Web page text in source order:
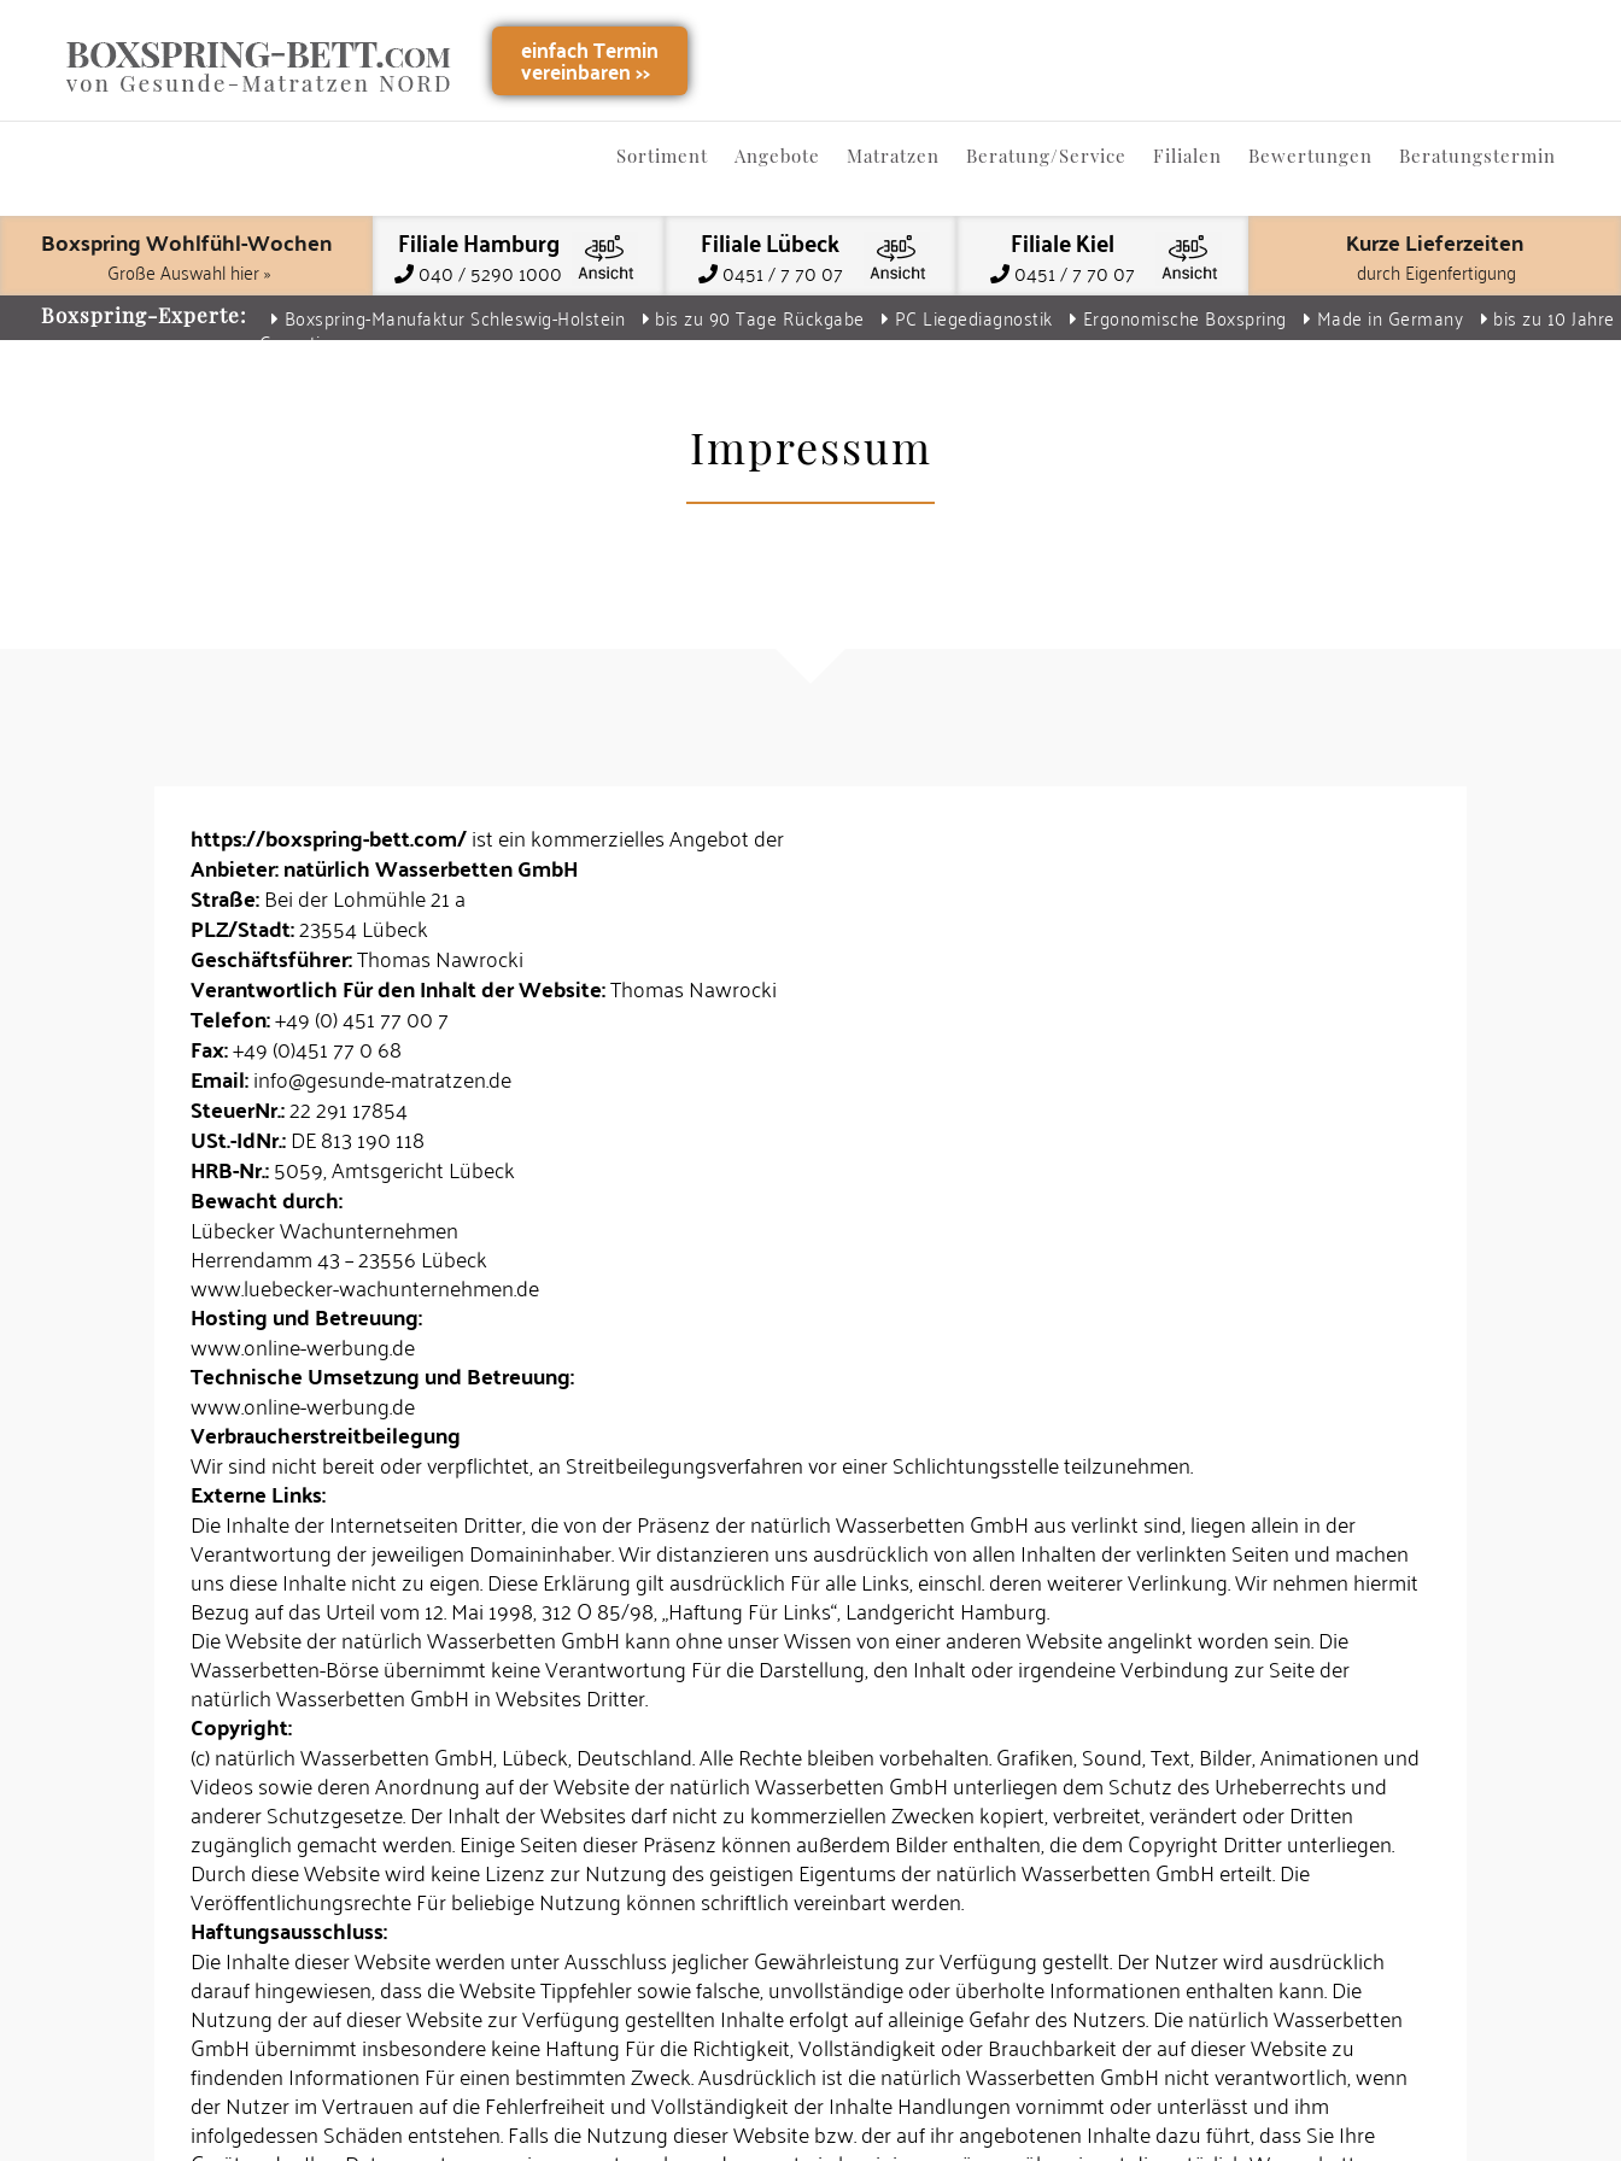
einfach Termin
vereinbaren>>
Sortiment Angebote Matratzen Beratung/Service Filialen Bewertungen Beratungstermin
Boxspring Wohlfühl-Wochen
Große Auswahl hier »
Filiale Hamburg
040 / 5290 1000
Filiale Lübeck
0451 / 7 70 07
Filiale Kiel
0451 / 7 70 07
Kurze Lieferzeiten
durch Eigenfertigung
Boxspring-Experte: Boxspring-Manufaktur Schleswig-Holstein bis zu 90 Tage Rückgabe PC Liegediagnostik Ergonomische Boxspring Made in Germany bis zu 10 Jahre
Garantie
Impressum
https://boxspring-bett.com/ist ein kommerzielles Angebot der
Anbieter: natürlich Wasserbetten GmbH
Straße:Bei der Lohmühle 21 a
PLZ/Stadt:23554 Lübeck
Geschäftsführer:Thomas Nawrocki
Verantwortlich Für den Inhalt der Website:Thomas Nawrocki
Telefon:+49 (0) 451 77 00 7
Fax:+49 (0)451 77 0 68
Email:info@gesunde-matratzen.de
SteuerNr.:22 291 17854
USt.-IdNr.:DE 813 190 118
HRB-Nr.:5059, Amtsgericht Lübeck
Bewacht durch:
Lübecker Wachunternehmen
Herrendamm 43 – 23556 Lübeck
www.luebecker-wachunternehmen.de
Hosting und Betreuung:
www.online-werbung.de
Technische Umsetzung und Betreuung:
www.online-werbung.de
Verbraucherstreitbeilegung
Wir sind nicht bereit oder verpflichtet, an Streitbeilegungsverfahren vor einer Schlichtungsstelle teilzunehmen.
Externe Links:
Die Inhalte der Internetseiten Dritter, die von der Präsenz der natürlich Wasserbetten GmbH aus verlinkt sind, liegen allein in der
Verantwortung der jeweiligen Domaininhaber. Wir distanzieren uns ausdrücklich von allen Inhalten der verlinkten Seiten und machen
uns diese Inhalte nicht zu eigen. Diese Erklärung gilt ausdrücklich Für alle Links, einschl. deren weiterer Verlinkung. Wir nehmen hiermit
Bezug auf das Urteil vom 12. Mai 1998, 312 O 85/98, „Haftung Für Links“, Landgericht Hamburg.
Die Website der natürlich Wasserbetten GmbH kann ohne unser Wissen von einer anderen Website angelinkt worden sein. Die
Wasserbetten-Börse übernimmt keine Verantwortung Für die Darstellung, den Inhalt oder irgendeine Verbindung zur Seite der
natürlich Wasserbetten GmbH in Websites Dritter.
Copyright:
(c) natürlich Wasserbetten GmbH, Lübeck, Deutschland. Alle Rechte bleiben vorbehalten. Grafiken, Sound, Text, Bilder, Animationen und
Videos sowie deren Anordnung auf der Website der natürlich Wasserbetten GmbH unterliegen dem Schutz des Urheberrechts und
anderer Schutzgesetze. Der Inhalt der Websites darf nicht zu kommerziellen Zwecken kopiert, verbreitet, verändert oder Dritten
zugänglich gemacht werden. Einige Seiten dieser Präsenz können außerdem Bilder enthalten, die dem Copyright Dritter unterliegen.
Durch diese Website wird keine Lizenz zur Nutzung des geistigen Eigentums der natürlich Wasserbetten GmbH erteilt. Die
Veröffentlichungsrechte Für beliebige Nutzung können schriftlich vereinbart werden.
Haftungsausschluss:
Die Inhalte dieser Website werden unter Ausschluss jeglicher Gewährleistung zur Verfügung gestellt. Der Nutzer wird ausdrücklich
darauf hingewiesen, dass die Website Tippfehler sowie falsche, unvollständige oder überholte Informationen enthalten kann. Die
Nutzung der auf dieser Website zur Verfügung gestellten Inhalte erfolgt auf alleinige Gefahr des Nutzers. Die natürlich Wasserbetten
GmbH übernimmt insbesondere keine Haftung Für die Richtigkeit, Vollständigkeit oder Brauchbarkeit der auf dieser Website zu
findenden Informationen Für einen bestimmten Zweck. Ausdrücklich ist die natürlich Wasserbetten GmbH nicht verantwortlich, wenn
der Nutzer im Vertrauen auf die Fehlerfreiheit und Vollständigkeit der Inhalte Handlungen vornimmt oder unterlässt und ihm
infolgedessen Schäden entstehen. Falls die Nutzung dieser Website bzw. der auf ihr angebotenen Inhalte dazu führt, dass Sie Ihre